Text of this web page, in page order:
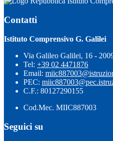
Contatti
Istituto Comprensivo G. Galilei
Via Galileo Galilei, 16 -
Tel: +39 02 4471876
Email:
PEC:
C.F.: 80127290155
Cod.Mec. MIIC887003
Seguici su